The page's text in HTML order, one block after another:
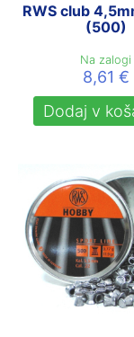
RWS club
(500)
Na zalogi
8,61 €
Dodaj v